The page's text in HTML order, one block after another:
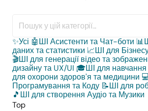
✨Усі 🤖ШІ Асистенти та Чат-боти 📊
даних та статистики 📈ШІ для
🎬ШІ для генерації відео та
дизайну та UX/UI 🎓ШІ для навчання
для охорони здоров'я та медицини
Програмування та Коду 📝ШІ для
🎵 ШІ для створення Аудіо та Музики
Top